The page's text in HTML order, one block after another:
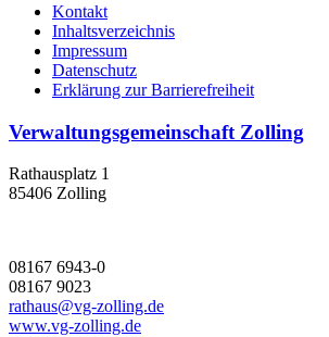
Kontakt
Inhaltsverzeichnis
Impressum
Datenschutz
Erklärung zur Barrierefreiheit
Verwaltungsgemeinschaft Zolling
Rathausplatz 1
85406 Zolling
08167 6943-0
08167 9023
rathaus@vg-zolling.de
www.vg-zolling.de